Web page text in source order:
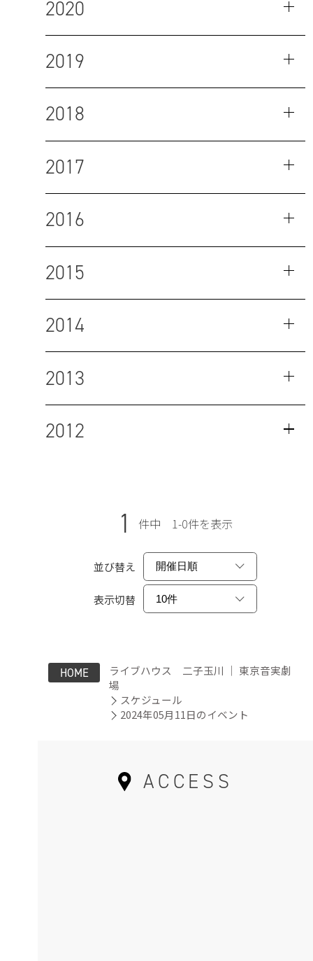
2020
2019
2018
2017
2016
2015
2014
2013
2012
1 件中 1-0件を表示
並び替え
表示切替
HOME
ライブハウス 二子玉川 ｜ 東京音実劇
場
スケジュール
2024年05月11日のイベント
ACCESS